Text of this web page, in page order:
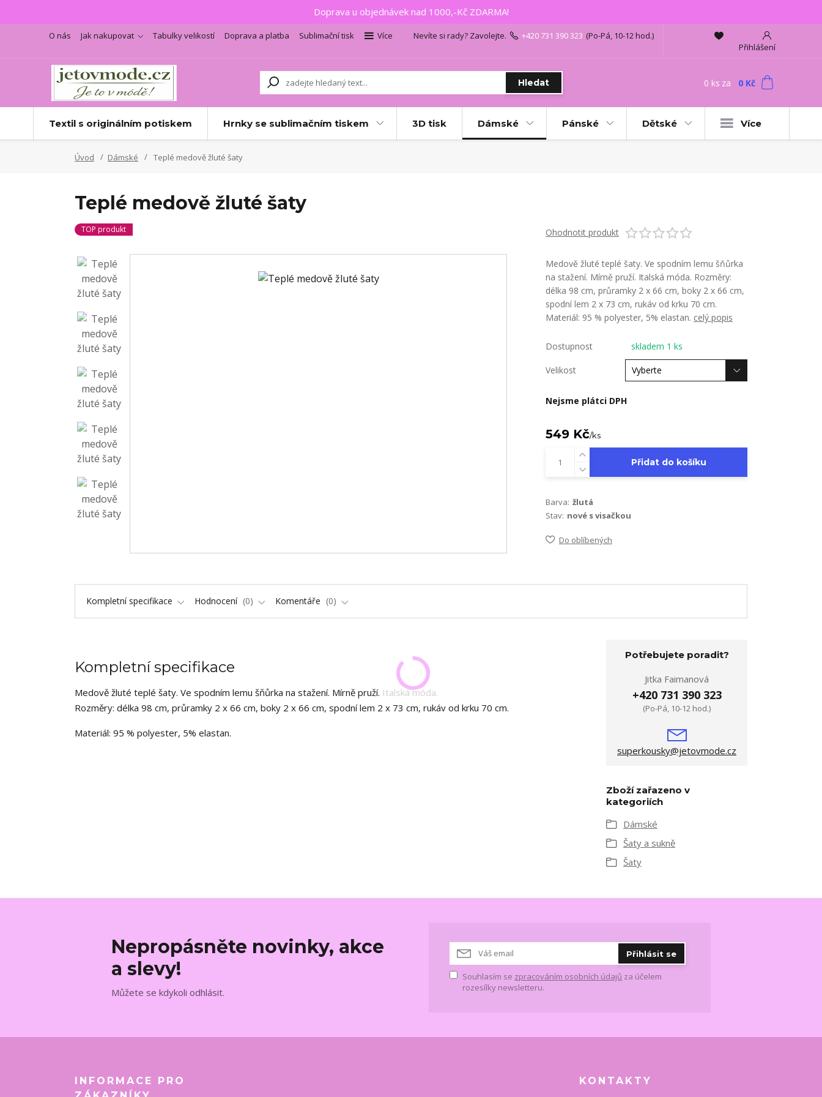
Doprava u objednávek nad 1000,-Kč ZDARMA!
O nás Jak nakupovat Tabulky velikostí Doprava a platba Sublimační tisk
Více
Přihlášení
Hledat
Nevíte si rady? Zavolejte. +420 731 390 323 (Po-Pá, 10-12 hod.)
0 ks za 0 Kč
Textil s originálním potiskem Hrnky se sublimačním tiskem 3D tisk Dámské Pánské Dětské Více
Úvod Dámské Teplé medově žluté šaty
Teplé medově žluté šaty
TOP produkt Ohodnotit produkt
Medově žluté teplé šaty. Ve spodním lemu šňůrka
na stažení. Mírně pruží. Italská móda. Rozměry:
délka 98 cm, průramky 2 x 66 cm, boky 2 x 66 cm,
spodní lem 2 x 73 cm, rukáv od krku 70 cm.
Materiál: 95 % polyester, 5% elastan. celý popis
Dostupnost skladem 1 ks
Velikost
Nejsme plátci DPH
549 Kč/ks
Přidat do košíku
Barva: žlutá
Stav: nové s visačkou
Do oblíbených
Kompletní specifikace Hodnocení 0 Komentáře 0
Kompletní specifikace
Medově žluté teplé šaty. Ve spodním lemu šňůrka na stažení. Mírně pruží. Italská móda.
Rozměry: délka 98 cm, průramky 2 x 66 cm, boky 2 x 66 cm, spodní lem 2 x 73 cm, rukáv od krku 70 cm.
Materiál: 95 % polyester, 5% elastan.
Potřebujete poradit?
Jitka Faimanová
+420 731 390 323
(Po-Pá, 10-12 hod.)
superkousky@jetovmode.cz
Zboží zařazeno v
kategoriích
Dámské
Šaty a sukně
Šaty
Nepropásněte novinky, akce
a slevy!
Můžete se kdykoli odhlásit.
Přihlásit se
Souhlasím se zpracováním osobních údajů za účelem
rozesílky newsletteru.
INFORMACE PRO
KONTAKTY